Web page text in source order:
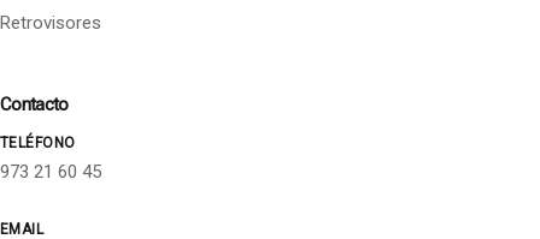
Retrovisores
Contacto
TELÉFONO
973 21 60 45
EMAIL